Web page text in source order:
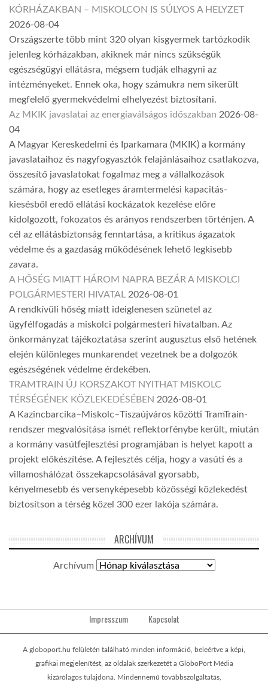
KÓRHÁZAKBAN – MISKOLCON IS SÚLYOS A HELYZET
2026-08-04
Országszerte több mint 320 olyan kisgyermek tartózkodik
jelenleg kórházakban, akiknek már nincs szükségük
egészségügyi ellátásra, mégsem tudják elhagyni az
intézményeket. Ennek oka, hogy számukra nem sikerült
megfelelő gyermekvédelmi elhelyezést biztosítani.
Az MKIK javaslatai az energiaválságos időszakban 2026-08-
04
A Magyar Kereskedelmi és Iparkamara (MKIK) a kormány
javaslataihoz és nagyfogyasztók felajánlásaihoz csatlakozva,
összesítő javaslatokat fogalmaz meg a vállalkozások
számára, hogy az esetleges áramtermelési kapacitás-
kiesésből eredő ellátási kockázatok kezelése előre
kidolgozott, fokozatos és arányos rendszerben történjen. A
cél az ellátásbiztonság fenntartása, a kritikus ágazatok
védelme és a gazdaság működésének lehető legkisebb
zavara.
A HŐSÉG MIATT HÁROM NAPRA BEZÁR A MISKOLCI
POLGÁRMESTERI HIVATAL 2026-08-01
A rendkívüli hőség miatt ideiglenesen szünetel az
ügyfélfogadás a miskolci polgármesteri hivatalban. Az
önkormányzat tájékoztatása szerint augusztus első hetének
elején különleges munkarendet vezetnek be a dolgozók
egészségének védelme érdekében.
TRAMTRAIN ÚJ KORSZAKOT NYITHAT MISKOLC
TÉRSÉGÉNEK KÖZLEKEDÉSÉBEN 2026-08-01
A Kazincbarcika–Miskolc–Tiszaújváros közötti TramTrain-
rendszer megvalósítása ismét reflektorfénybe került, miután
a kormány vasútfejlesztési programjában is helyet kapott a
projekt előkészítése. A fejlesztés célja, hogy a vasúti és a
villamoshálózat összekapcsolásával gyorsabb,
kényelmesebb és versenyképesebb közösségi közlekedést
biztosítson a térség közel 300 ezer lakója számára.
ARCHÍVUM
Archívum
Impresszum Kapcsolat
A globoport.hu felületén található minden információ, beleértve a képi,
grafikai megjelenítést, az oldalak szerkezetét a GloboPort Média
kizárólagos tulajdona. Mindennemű továbbszolgáltatás,